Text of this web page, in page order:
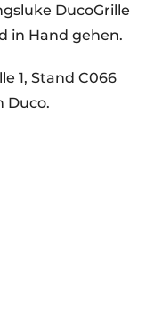
DucoGrille
in Hand gehen.
1, Stand C066
Duco.